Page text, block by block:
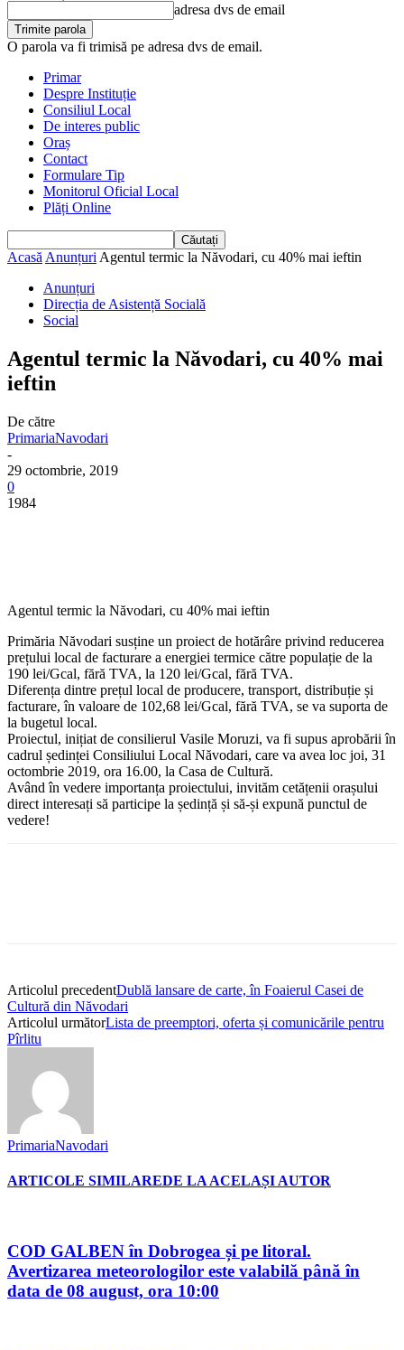
adresa dvs de email
O parola va fi trimisă pe adresa dvs de email.
Primar
Despre Instituție
Consiliul Local
De interes public
Oraș
Contact
Formulare Tip
Monitorul Oficial Local
Plăți Online
Acasă Anunțuri Agentul termic la Năvodari, cu 40% mai ieftin
Anunțuri
Direcția de Asistență Socială
Social
Agentul termic la Năvodari, cu 40% mai
ieftin
De către
PrimariaNavodari
-
29 octombrie, 2019
0
1984
Agentul termic la Năvodari, cu 40% mai ieftin
Primăria Năvodari susține un proiect de hotărâre privind reducerea
prețului local de facturare a energiei termice către populație de la
190 lei/Gcal, fără TVA, la 120 lei/Gcal, fără TVA.
Diferența dintre prețul local de producere, transport, distribuție și
facturare, în valoare de 102,68 lei/Gcal, fără TVA, se va suporta de
la bugetul local.
Proiectul, inițiat de consilierul Vasile Moruzi, va fi supus aprobării în
cadrul ședinței Consiliului Local Năvodari, care va avea loc joi, 31
octombrie 2019, ora 16.00, la Casa de Cultură.
Având în vedere importanța proiectului, invităm cetățenii orașului
direct interesați să participe la ședință și să-și expună punctul de
vedere!
Articolul precedentDublă lansare de carte, în Foaierul Casei de
Cultură din Năvodari
Articolul următorLista de preemptori, oferta și comunicările pentru
Pîrlitu
PrimariaNavodari
ARTICOLE SIMILAREDE LA ACELAȘI AUTOR
COD GALBEN în Dobrogea și pe litoral.
Avertizarea meteorologilor este valabilă până în
data de 08 august, ora 10:00